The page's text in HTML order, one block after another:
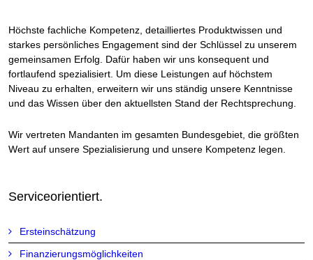
Höchste fachliche Kompetenz, detailliertes Produktwissen und
starkes persönliches Engagement sind der Schlüssel zu unserem
gemeinsamen Erfolg. Dafür haben wir uns konsequent und
fortlaufend spezialisiert. Um diese Leistungen auf höchstem
Niveau zu erhalten, erweitern wir uns ständig unsere Kenntnisse
und das Wissen über den aktuellsten Stand der Rechtsprechung.
Wir vertreten Mandanten im gesamten Bundesgebiet, die größten
Wert auf unsere Spezialisierung und unsere Kompetenz legen.
Serviceorientiert.
Ersteinschätzung
Finanzierungsmöglichkeiten